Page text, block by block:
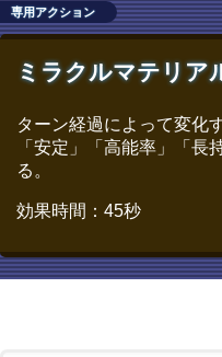
専用アクション
ミラクルマテリア
ターン経過によって変化
「安定」「高能率」「長
る。
効果時間：45秒